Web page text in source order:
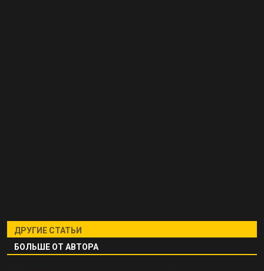
ДРУГИЕ СТАТЬИ
БОЛЬШЕ ОТ АВТОРА